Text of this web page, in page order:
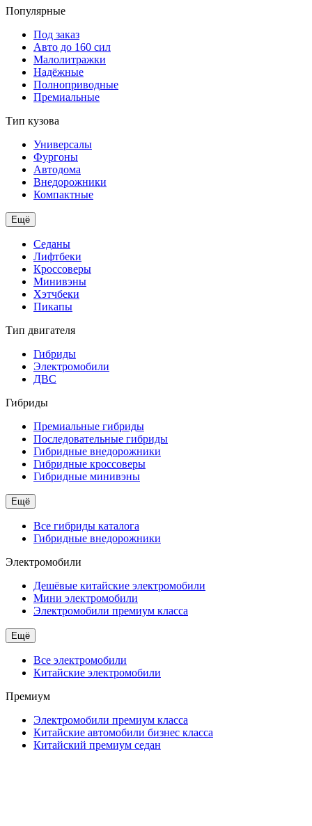
Популярные
Под заказ
Авто до 160 сил
Малолитражки
Надёжные
Полноприводные
Премиальные
Тип кузова
Универсалы
Фургоны
Автодома
Внедорожники
Компактные
Ещё
Седаны
Лифтбеки
Кроссоверы
Минивэны
Хэтчбеки
Пикапы
Тип двигателя
Гибриды
Электромобили
ДВС
Гибриды
Премиальные гибриды
Последовательные гибриды
Гибридные внедорожники
Гибридные кроссоверы
Гибридные минивэны
Ещё
Все гибриды каталога
Гибридные внедорожники
Электромобили
Дешёвые китайские электромобили
Мини электромобили
Электромобили премиум класса
Ещё
Все электромобили
Китайские электромобили
Премиум
Электромобили премиум класса
Китайские автомобили бизнес класса
Китайский премиум седан